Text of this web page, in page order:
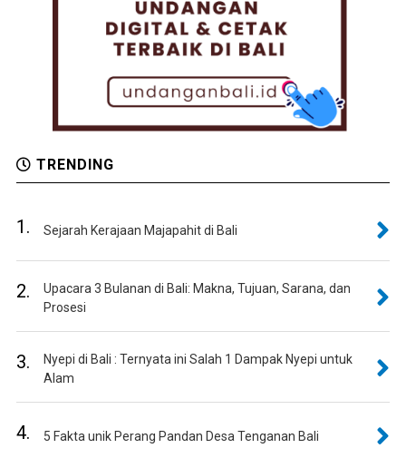
TRENDING
1. Sejarah Kerajaan Majapahit di Bali
2.
Upacara 3 Bulanan di Bali: Makna, Tujuan, Sarana, dan
Prosesi
3.
Nyepi di Bali : Ternyata ini Salah 1 Dampak Nyepi untuk
Alam
4. 5 Fakta unik Perang Pandan Desa Tenganan Bali